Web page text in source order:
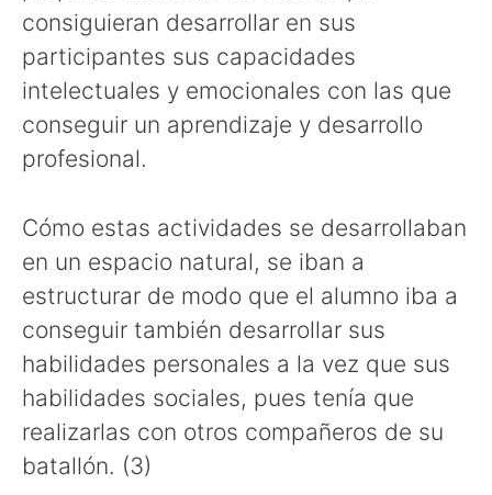
consiguieran desarrollar en sus
participantes sus capacidades
intelectuales y emocionales con las que
conseguir un aprendizaje y desarrollo
profesional.
Cómo estas actividades se desarrollaban
en un espacio natural, se iban a
estructurar de modo que el alumno iba a
conseguir también desarrollar sus
habilidades personales a la vez que sus
habilidades sociales, pues tenía que
realizarlas con otros compañeros de su
batallón. (3)